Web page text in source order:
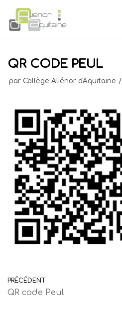
Aller
au
QR CODE PEUL
par Collège Aliénor d'Aquitaine
PRÉCÉDENT
QR code Peul